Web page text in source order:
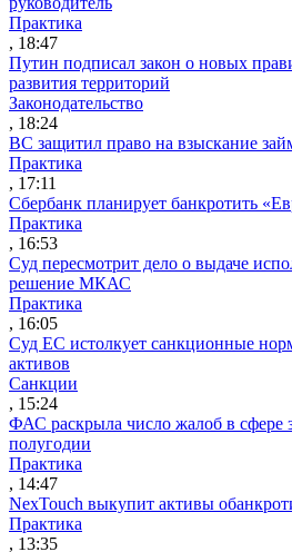
Практика
, 18:47
Путин подписал закон о новых
развития территорий
Законодательство
, 18:24
ВС защитил право на взыскание
Практика
, 17:11
Сбербанк планирует банкротить
Практика
, 16:53
Суд пересмотрит дело о выдаче
решение МКАС
Практика
, 16:05
Суд ЕС истолкует санкционные
активов
Санкции
, 15:24
ФАС раскрыла число жалоб в сфере
полугодии
Практика
, 14:47
NexTouch выкупит активы
Практика
, 13:35